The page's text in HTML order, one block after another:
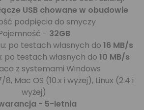
USB chowane w obudowie
podpięcia do smyczy
- 32GB
po testach własnych do 16 MB/s
po testach własnych do 10 MB/s
z systemami Windows
Mac OS (10.x i wyżej), Linux (2.4 i
wyżej)
- 5-letnia